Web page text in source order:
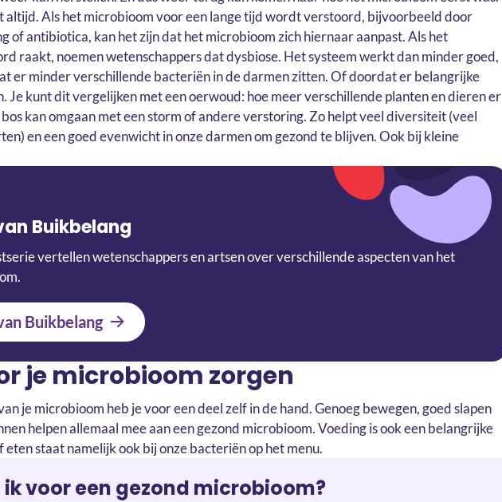
altijd. Als het microbioom voor een lange tijd wordt verstoord, bijvoorbeeld door
of antibiotica, kan het zijn dat het microbioom zich hiernaar aanpast. Als het
raakt, noemen wetenschappers dat dysbiose. Het systeem werkt dan minder goed,
er minder verschillende bacteriën in de darmen zitten. Of doordat er belangrijke
Je kunt dit vergelijken met een oerwoud: hoe meer verschillende planten en dieren er
kan omgaan met een storm of andere verstoring. Zo helpt veel diversiteit (veel
en een goed evenwicht in onze darmen om gezond te blijven. Ook bij kleine
Buikbelang
vertellen wetenschappers en artsen over verschillende aspecten van het
Buikbelang
je microbioom zorgen
je microbioom heb je voor een deel zelf in de hand. Genoeg bewegen, goed slapen
helpen allemaal mee aan een gezond microbioom. Voeding is ook een belangrijke
staat namelijk ook bij onze bacteriën op het menu.
ik voor een gezond microbioom?